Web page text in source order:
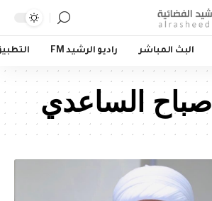
البث المباشر راديو الرشيد FM
صباح الساعدي